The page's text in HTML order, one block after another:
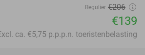
Regulier €206
€139
ca. €5,75 p.p.p.n. toeristenbelasting